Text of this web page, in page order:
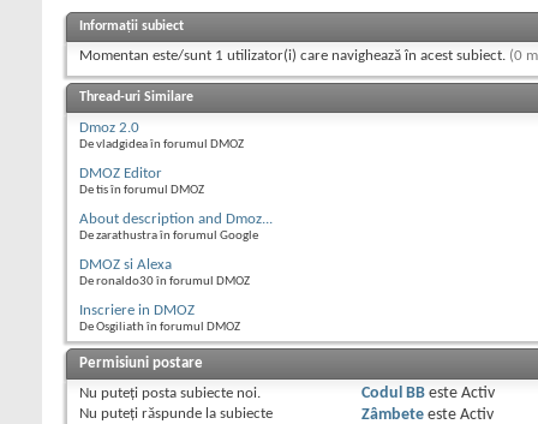
Informații subiect
Momentan este/sunt 1 utilizator(i) care navighează în acest subiect. (0
Thread-uri Similare
Dmoz 2.0
De vladgidea în forumul DMOZ
DMOZ Editor
De tis în forumul DMOZ
About description and Dmoz...
De zarathustra în forumul Google
DMOZ si Alexa
De ronaldo30 în forumul DMOZ
Inscriere in DMOZ
De Osgiliath în forumul DMOZ
Permisiuni postare
Nu puteţi posta subiecte noi.
Nu puteţi răspunde la subiecte
Codul BBeste Activ
Zâmbeteeste Activ